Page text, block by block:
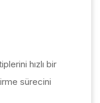
hızlı bir
sürecini